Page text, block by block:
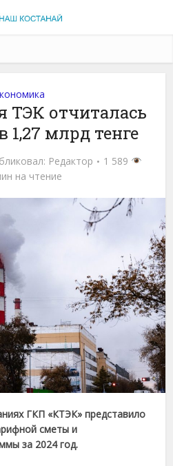
ТЭК отчиталась
1,27 млрд тенге
Редактор
1 589
на чтение
ГКП «КТЭК» представило
сметы и
за 2024 год.